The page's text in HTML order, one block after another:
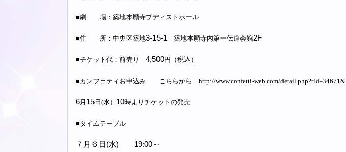
■劇 場：築地本願寺ブディストホール
■住 所：中央区築地3-15-1 築地本願寺内第一伝道会館2F
■チケット代：前売り 4,500円（税込）
■カンフェティお申込み こちらから http://www.confetti-web.com/detail.php?tid=34671&
6 月 15 日(水） 10時よりチケットの発売
■タイムテーブル
７月６日(水) 19:00～